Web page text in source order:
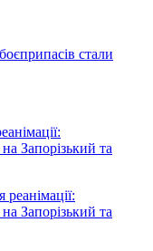
стали
Запорізький та